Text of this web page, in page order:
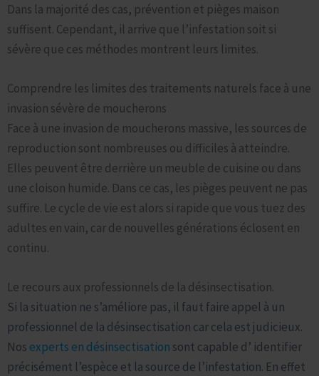
Dans la majorité des cas, prévention et pièges maison
suffisent. Cependant, il arrive que l’infestation soit si
sévère que ces méthodes montrent leurs limites.
Comprendre les limites des traitements naturels face à une
invasion sévère de moucherons
Face à une invasion de moucherons massive, les sources de
reproduction sont nombreuses ou difficiles à atteindre.
Elles peuvent être derrière un meuble de cuisine ou dans
une cloison humide. Dans ce cas, les pièges peuvent ne pas
suffire. Le cycle de vie est alors si rapide que vous tuez des
adultes en vain, car de nouvelles générations éclosent en
continu.
Le recours aux professionnels de la désinsectisation.
Si la situation ne s’améliore pas, il faut faire appel à un
professionnel de la désinsectisation car cela est judicieux.
Nos experts en désinsectisation sont capable d’ identifier
précisément l’espèce et la source de l’infestation. En effet